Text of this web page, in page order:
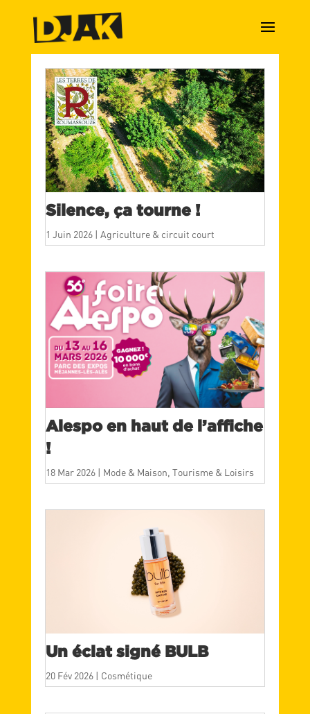
Silence, ça tourne !
1 Juin 2026| Agriculture & circuit court
Alespo en haut de l’affiche
!
18 Mar 2026| Mode & Maison, Tourisme & Loisirs
Un éclat signé BULB
20 Fév 2026| Cosmétique